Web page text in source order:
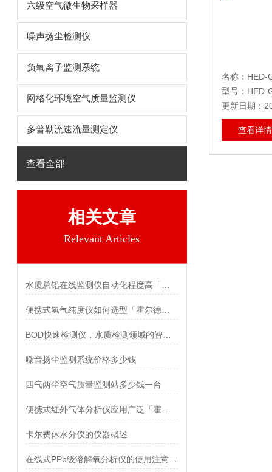
六级空气微生物采样器
噪声扬尘检测仪
负氧离子监测系统
网格化环境空气质量监测仪
多普勒流速流量测定仪
查看全部
相关文章
Relevant Articles
噪音扬尘监测系统价格多少钱
四气两尘空气质量监测站多少钱一台
卡尔费休水分仪的仪器概述
型号：HED-
更新日期：
查看详情